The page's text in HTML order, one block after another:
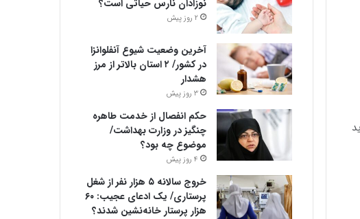
نوزادان نارس حیاتی است؟
2 روز پیش
آخرین وضعیت شیوع آنفلوانزا
در کشور/ ۲ استان بالاتر از مرز
هشدار
3 روز پیش
حکم انفصال از خدمت طاهره
چنگیز در وزارت بهداشت/
موضوع چه بود؟
4 روز پیش
خروج سالانه ۵ هزار نفر از شغل
پرستاری/ یک ادعای عجیب: ۶۰
هزار پرستار خانه‌نشین شدند؟